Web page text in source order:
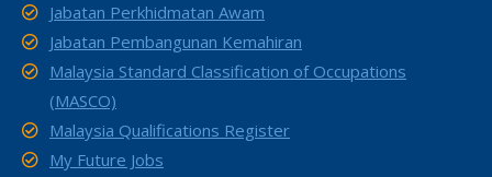
Jabatan Perkhidmatan Awam
Jabatan Pembangunan Kemahiran
Malaysia Standard Classification of Occupations
(MASCO)
Malaysia Qualifications Register
My Future Jobs